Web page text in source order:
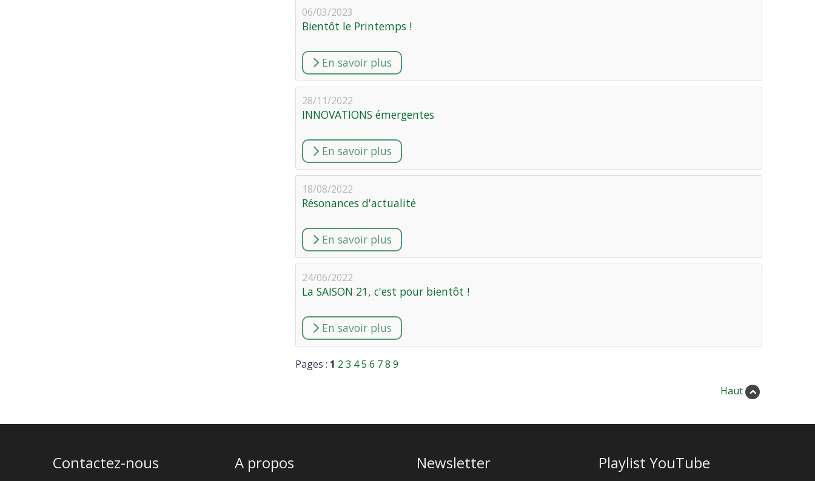
06/03/2023
Bientôt le Printemps !
En savoir plus
28/11/2022
INNOVATIONS émergentes
En savoir plus
18/08/2022
Résonances d'actualité
En savoir plus
24/06/2022
La SAISON 21, c'est pour bientôt !
En savoir plus
Pages : 1 2 3 45 6 78 9
Haut
Contactez-nous A propos Newsletter Playlist YouTube